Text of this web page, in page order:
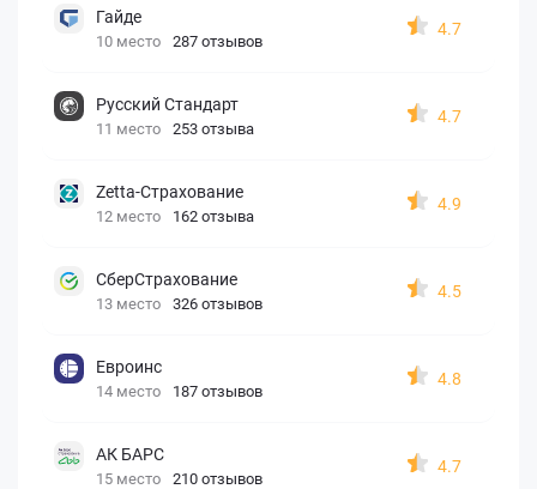
Гайде
10 место 287 отзывов
4.7
Русский Стандарт
11 место 253 отзыва
4.7
Zetta-Страхование
12 место 162 отзыва
4.9
СберСтрахование
13 место 326 отзывов
4.5
Евроинс
14 место 187 отзывов
4.8
АК БАРС
15 место 210 отзывов
4.7